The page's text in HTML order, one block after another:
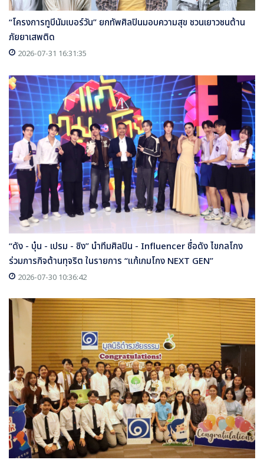
“โครงการทูบีนัมเบอร์วัน” ยกทัพศิลปินมอบความสุข ชวนเยาวชนต้าน
ภัยยาเสพติด
2026-07-31 16:31:35
“ดัง - บุ๋น - เปรม - ซิง” นำทีมศิลปิน - Influencer ชื่อดัง ไขกลโกง
ร่วมภารกิจต้านทุจริต ในรายการ “แก้เกมโกง NEXT GEN”
2026-07-30 10:36:42